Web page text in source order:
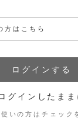
方はこちら
グインしたまま
いの方はチェック